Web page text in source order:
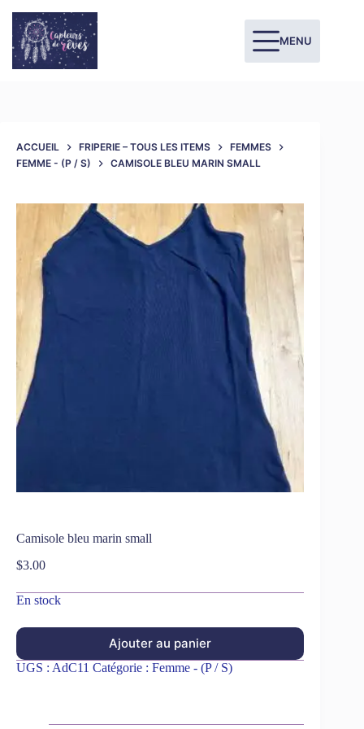
MENU
ACCUEIL FRIPERIE – TOUS LES ITEMS
FEMMES
FEMME - (P / S)
CAMISOLE BLEU MARIN SMALL
Camisole bleu marin small
$3.00
En stock
Ajouter au panier
UGS : AdC11 Catégorie : Femme - (P / S)